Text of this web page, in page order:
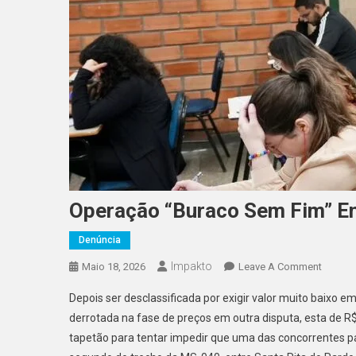
Operação “Buraco Sem Fim”
Denúncia
Maio 18, 2026 Impakto Leave A CommentOn
Sem
Fim”
Depois ser desclassificada por exigir valor muito baixo
derrotada na fase de preços em outra disputa, esta de
tapetão para tentar impedir que uma das concorrentes